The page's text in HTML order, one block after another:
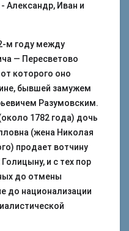
Александр, Иван и
м году между
— Пересветово
которого оно
бывшей замужем
Разумовским.
1782 года) дочь
(жена Николая
продает вотчину
и с тех пор
до отмены
до национализации